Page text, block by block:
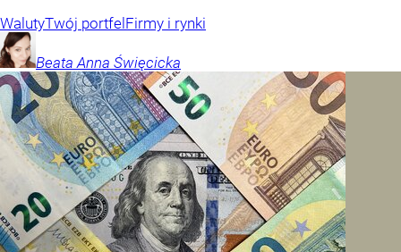
WalutyTwój portfelFirmy i rynki
Beata Anna Święcicka